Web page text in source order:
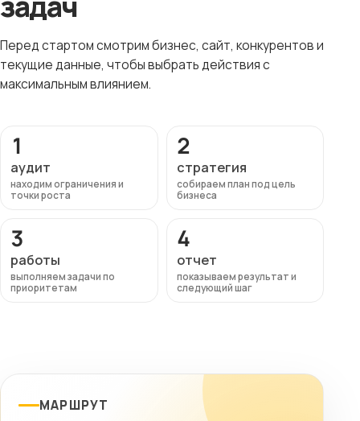
Перед стартом смотрим бизнес, сайт, конкурентов и
текущие данные, чтобы выбрать действия с
максимальным влиянием.
1
аудит
находим ограничения и
точки роста
2
стратегия
собираем план под цель
бизнеса
3
работы
выполняем задачи по
приоритетам
4
отчет
показываем результат и
следующий шаг
МАРШРУТ